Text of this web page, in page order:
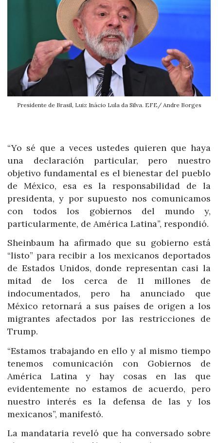
Presidente de Brasil, Luiz Inácio Lula da Silva. EFE/ Andre Borges
“Yo sé que a veces ustedes quieren que haya
una declaración particular, pero nuestro
objetivo fundamental es el bienestar del pueblo
de México, esa es la responsabilidad de la
presidenta, y por supuesto nos comunicamos
con todos los gobiernos del mundo y,
particularmente, de América Latina”, respondió.
Sheinbaum ha afirmado que su gobierno está
“listo” para recibir a los mexicanos deportados
de Estados Unidos, donde representan casi la
mitad de los cerca de 11 millones de
indocumentados, pero ha anunciado que
México retornará a sus países de origen a los
migrantes afectados por las restricciones de
Trump.
“Estamos trabajando en ello y al mismo tiempo
tenemos comunicación con Gobiernos de
América Latina y hay cosas en las que
evidentemente no estamos de acuerdo, pero
nuestro interés es la defensa de las y los
mexicanos”, manifestó.
La mandataria reveló que ha conversado sobre